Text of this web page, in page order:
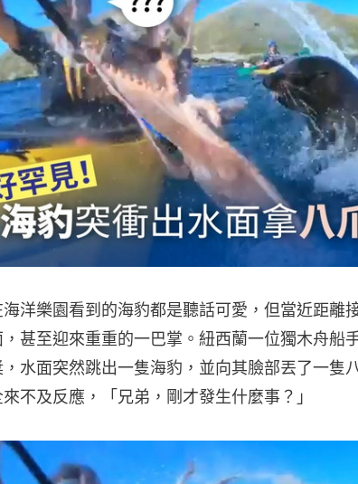
海洋樂園看到的海豹都是聽話可愛，但當近距離
，甚至迎來重重的一巴掌。紐西蘭一位獨木舟船
，水面突然跳出一隻海豹，並向其臉部丟了一隻
來不及反應，「兄弟，剛才發生什麼事？」